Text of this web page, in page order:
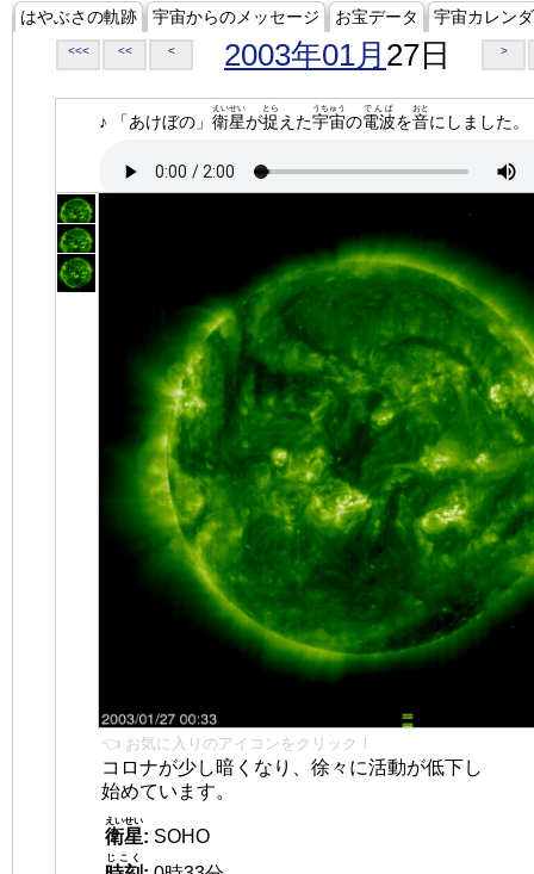
はやぶさの軌跡 宇宙からのメッセージ お宝データ 宇宙カレン
<<< << < 2003年01月 27日 >
♪ 「あけぼの」 衛星
えいせい
が捉
とら
えた宇宙
うちゅう
の電波
でんぱ
を音
おと
にしました。
👈 お気に入りのアイコンをクリック！
コロナが少し暗くなり、徐々に活動が低下し
始めています。
衛星
えいせい
: SOHO
じこく